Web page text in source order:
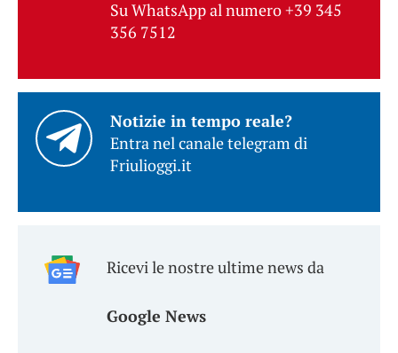
Su WhatsApp al numero +39 345
356 7512
Notizie in tempo reale?
Entra nel canale telegram di
Friulioggi.it
Ricevi le nostre ultime news da
Google News